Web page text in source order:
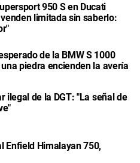
950 S en Ducati
limitada sin saberlo:
de la BMW S 1000
una piedra encienden la avería
ilegal de la DGT: "La señal de
Enfield Himalayan 750,